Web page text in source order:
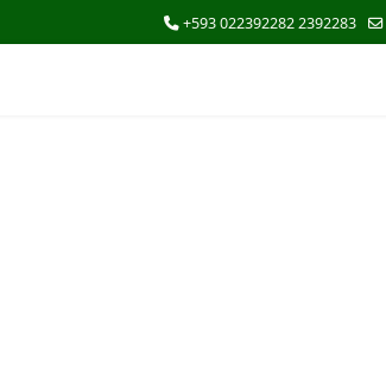
+593 022392282 2392283